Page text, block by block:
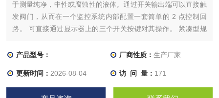
于测量纯净，中性或腐蚀性的液体。通过开关输出端可以直接触
发阀门，从而在一个监控系统内部配置一套简单的 2 点控制回
路。 可直接通过显示器上的三个开关按键对其操作。 紧凑型规
装置（晶体管或继电器）或一个 4...20mA 之间的电流值输出装
产品型号： 厂商性质： 生产厂家
更新时间： 2026-08-04 访 问 量： 171